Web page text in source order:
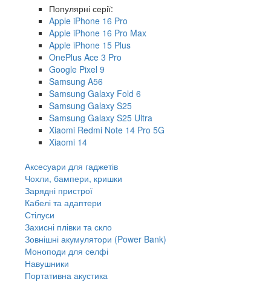
Популярні серії:
Apple iPhone 16 Pro
Apple iPhone 16 Pro Max
Apple iPhone 15 Plus
OnePlus Ace 3 Pro
Google Pixel 9
Samsung A56
Samsung Galaxy Fold 6
Samsung Galaxy S25
Samsung Galaxy S25 Ultra
Xiaomi Redmi Note 14 Pro 5G
Xiaomi 14
Аксесуари для гаджетів
Чохли, бампери, кришки
Зарядні пристрої
Кабелі та адаптери
Стілуси
Захисні плівки та скло
Зовнішні акумулятори (Power Bank)
Моноподи для селфі
Навушники
Портативна акустика